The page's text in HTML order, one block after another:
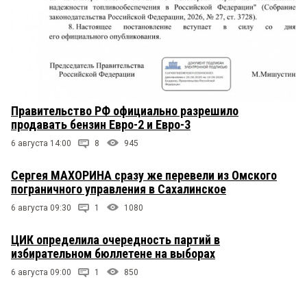
Правительство РФ официально разрешило
продавать бензин Евро-2 и Евро-3
6 августа 14:00 8 945
Сергея МАХОРИНА сразу же перевели из Омского
пограничного управления в Сахалинское
6 августа 09:30 1 1080
ЦИК определила очередность партий в
избирательном бюллетене на выборах
6 августа 09:00 1 850